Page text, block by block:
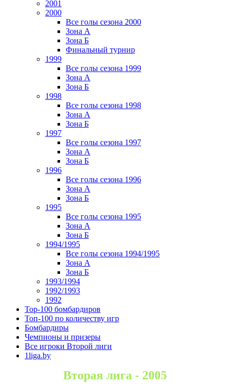
2001
2000
Все голы сезона 2000
Зона А
Зона Б
Финальный турнир
1999
Все голы сезона 1999
Зона А
Зона Б
1998
Все голы сезона 1998
Зона А
Зона Б
1997
Все голы сезона 1997
Зона А
Зона Б
1996
Все голы сезона 1996
Зона А
Зона Б
1995
Все голы сезона 1995
Зона А
Зона Б
1994/1995
Все голы сезона 1994/1995
Зона А
Зона Б
1993/1994
1992/1993
1992
Top-100 бомбардиров
Топ-100 по количеству игр
Бомбардиры
Чемпионы и призеры
Все игроки Второй лиги
1liga.by
Вторая лига - 2005